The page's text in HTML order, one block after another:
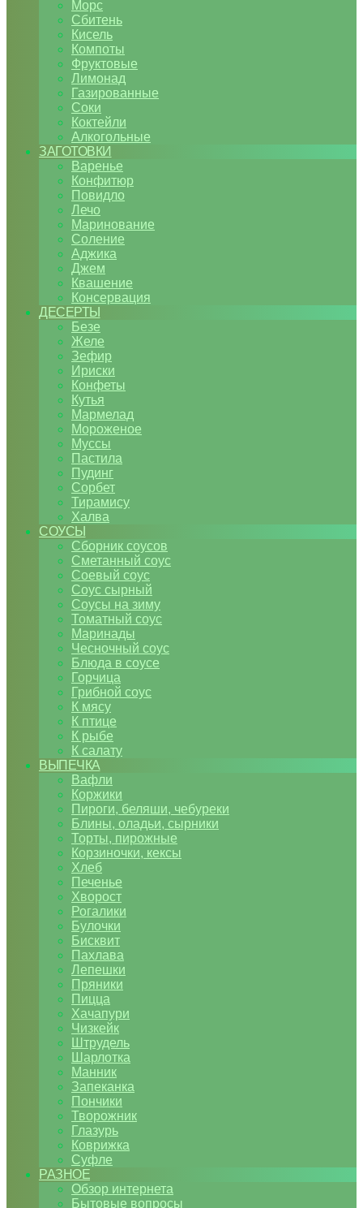
Морс
Сбитень
Кисель
Компоты
Фруктовые
Лимонад
Газированные
Соки
Коктейли
Алкогольные
ЗАГОТОВКИ
Варенье
Конфитюр
Повидло
Лечо
Маринование
Соление
Аджика
Джем
Квашение
Консервация
ДЕСЕРТЫ
Безе
Желе
Зефир
Ириски
Конфеты
Кутья
Мармелад
Мороженое
Муссы
Пастила
Пудинг
Сорбет
Тирамису
Халва
СОУСЫ
Сборник соусов
Сметанный соус
Соевый соус
Соус сырный
Соусы на зиму
Томатный соус
Маринады
Чесночный соус
Блюда в соусе
Горчица
Грибной соус
К мясу
К птице
К рыбе
К салату
ВЫПЕЧКА
Вафли
Коржики
Пироги, беляши, чебуреки
Блины, оладьи, сырники
Торты, пирожные
Корзиночки, кексы
Хлеб
Печенье
Хворост
Рогалики
Булочки
Бисквит
Пахлава
Лепешки
Пряники
Пицца
Хачапури
Чизкейк
Штрудель
Шарлотка
Манник
Запеканка
Пончики
Творожник
Глазурь
Коврижка
Суфле
РАЗНОЕ
Обзор интернета
Бытовые вопросы